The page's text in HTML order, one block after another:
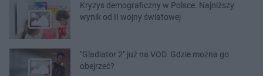
Kryzys demograficzny w Polsce. Najniższy
wynik od II wojny światowej
"Gladiator 2" już na VOD. Gdzie można go
obejrzeć?